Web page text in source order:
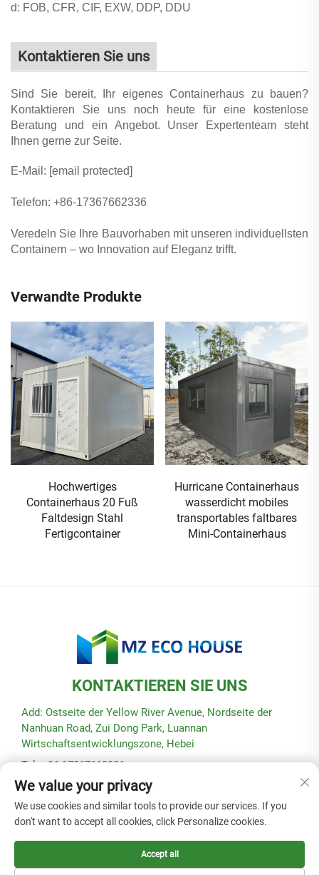
d: FOB, CFR, CIF, EXW, DDP, DDU
Kontaktieren Sie uns
Sind Sie bereit, Ihr eigenes Containerhaus zu bauen?
Kontaktieren Sie uns noch heute für eine kostenlose
Beratung und ein Angebot. Unser Expertenteam steht
Ihnen gerne zur Seite.
E-Mail: [email protected]
Telefon: +86-17367662336
Veredeln Sie Ihre Bauvorhaben mit unseren individuellsten
Containern – wo Innovation auf Eleganz trifft.
Verwandte Produkte
Hurricane Containerhaus
wasserdicht mobiles
transportables faltbares
Mini-Containerhaus
Fertigcontainerhaus
vorgefertigtes faltbares
Containerhaus mobiles
Gebäude
KONTAKTIEREN SIE UNS
Add: Ostseite der Yellow River Avenue, Nordseite der
Nanhuan Road, Zui Dong Park, Luannan
Wirtschaftsentwicklungszone, Hebei
Tel: +86-17367662336
E-Mail: [email protected]
Datenschutzrichtlinie
We value your privacy
We use cookies and similar tools to provide our services. If you
don't want to accept all cookies, click Personalize cookies.
Accept all